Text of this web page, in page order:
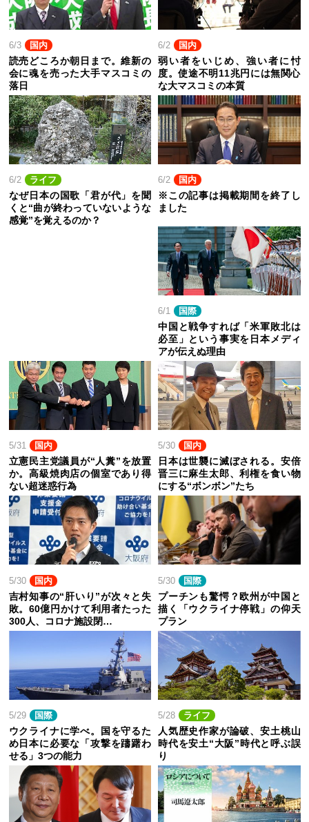
6/3 国内
読売どころか朝日まで。維新の
会に魂を売った大手マスコミの
落日
6/2 国内
弱い者をいじめ、強い者に忖
度。使途不明11兆円には無関心
な大マスコミの本質
6/2 ライフ
なぜ日本の国歌「君が代」を聞
くと“曲が終わっていないような
感覚”を覚えるのか？
6/2 国内
※この記事は掲載期間を終了し
ました
6/1 国際
中国と戦争すれば「米軍敗北は
必至」という事実を日本メディ
アが伝えぬ理由
5/31 国内
立憲民主党議員が“人糞”を放置
か。高級焼肉店の個室であり得
ない超迷惑行為
5/30 国内
日本は世襲に滅ぼされる。安倍
晋三に麻生太郎、利権を食い物
にする“ボンボン”たち
5/30 国内
吉村知事の“肝いり”が次々と失
敗。60億円かけて利用者たった
300人、コロナ施設閉…
5/30 国際
プーチンも驚愕？欧州が中国と
描く「ウクライナ停戦」の仰天
プラン
5/29 国際
ウクライナに学べ。国を守るた
め日本に必要な「攻撃を躊躇わ
せる」3つの能力
5/28 ライフ
人気歴史作家が論破、安土桃山
時代を安土“大阪”時代と呼ぶ誤
り